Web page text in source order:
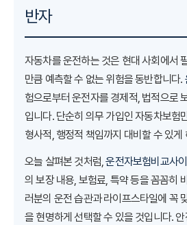
반자
자동차를 운전하는 것은 현대 사회에서
만큼 예측할 수 없는 위험을 동반합니다.
험으로부터 운전자를 경제적, 법적으로
입니다. 단순히 의무 가입인 자동차보험
형사적, 행정적 책임까지 대비할 수 있게
오늘 살펴본 것처럼,운전자보험비교사
의 보장 내용, 보험료, 특약 등을 꼼꼼히
러분의 운전 습관과 라이프스타일에 꼭
을 현명하게 선택할 수 있을 것입니다.